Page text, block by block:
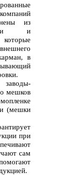
из
и
в
мешков
(мешки
при
сам